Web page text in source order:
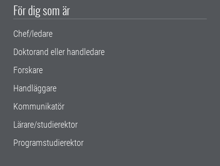
För dig som är
Chef/ledare
Doktorand eller handledare
Forskare
Handläggare
Kommunikatör
Lärare/studierektor
Programstudierektor